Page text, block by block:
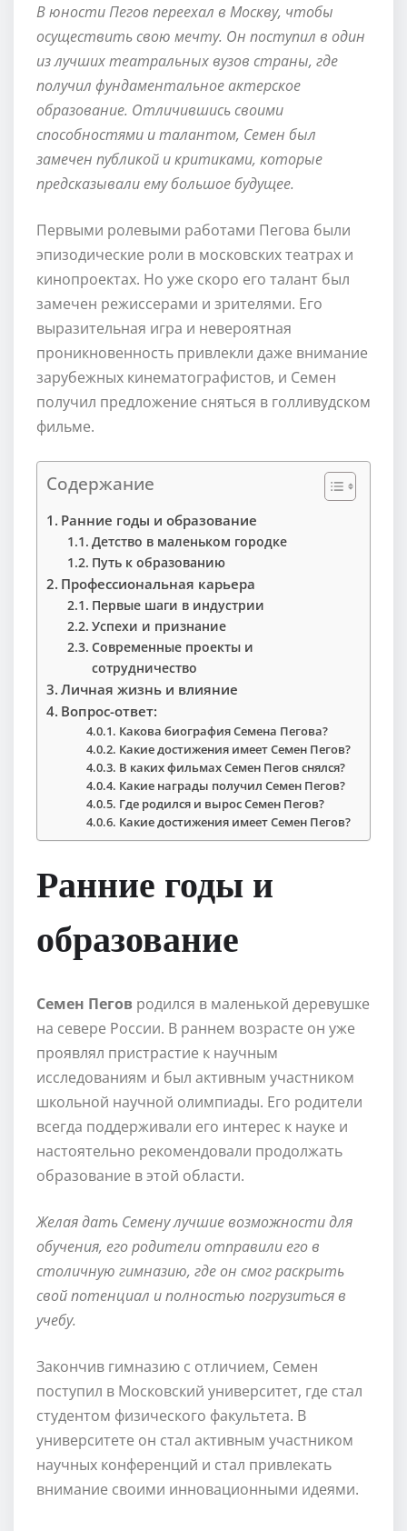
В юности Пегов переехал в Москву, чтобы
осуществить свою мечту. Он поступил в один
из лучших театральных вузов страны, где
получил фундаментальное актерское
образование. Отличившись своими
способностями и талантом, Семен был
замечен публикой и критиками, которые
предсказывали ему большое будущее.
Первыми ролевыми работами Пегова были
эпизодические роли в московских театрах и
кинопроектах. Но уже скоро его талант был
замечен режиссерами и зрителями. Его
выразительная игра и невероятная
проникновенность привлекли даже внимание
зарубежных кинематографистов, и Семен
получил предложение сняться в голливудском
фильме.
Содержание
Ранние годы и образование
Детство в маленьком городке
Путь к образованию
Профессиональная карьера
Первые шаги в индустрии
Успехи и признание
Современные проекты и
сотрудничество
Личная жизнь и влияние
Вопрос-ответ:
Какова биография Семена Пегова?
Какие достижения имеет Семен Пегов?
В каких фильмах Семен Пегов снялся?
Какие награды получил Семен Пегов?
Где родился и вырос Семен Пегов?
Какие достижения имеет Семен Пегов?
Ранние годы и
образование
Семен Пегов родился в маленькой деревушке
на севере России. В раннем возрасте он уже
проявлял пристрастие к научным
исследованиям и был активным участником
школьной научной олимпиады. Его родители
всегда поддерживали его интерес к науке и
настоятельно рекомендовали продолжать
образование в этой области.
Желая дать Семену лучшие возможности для
обучения, его родители отправили его в
столичную гимназию, где он смог раскрыть
свой потенциал и полностью погрузиться в
учебу.
Закончив гимназию с отличием, Семен
поступил в Московский университет, где стал
студентом физического факультета. В
университете он стал активным участником
научных конференций и стал привлекать
внимание своими инновационными идеями.